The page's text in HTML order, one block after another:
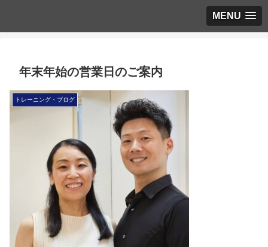
MENU
年末年始の営業日のご案内
トレーニング・ブログ